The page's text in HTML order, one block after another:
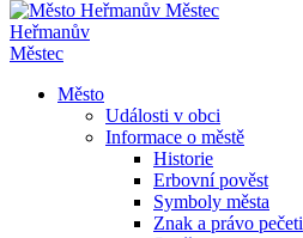
Heřmanův
Městec
Město
Události v obci
Informace o městě
Historie
Erbovní pověst
Symboly města
Znak a právo pečeti